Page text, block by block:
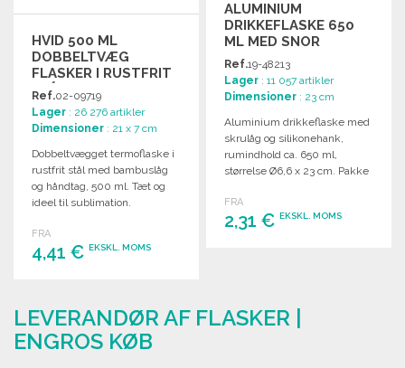
HVID 500 ML
DOBBELTVÆG
FLASKER I RUSTFRIT
STÅL
Ref.02-09719
Lager : 26 276 artikler
Dimensioner : 21 x 7 cm
Dobbeltvægget termoflaske i
rustfrit stål med bambuslåg
og håndtag, 500 ml. Tæt og
ideel til sublimation.
FRA
4,41 € EKSKL. MOMS
Anmod om et tilbud
ALUMINIUM
DRIKKEFLASKE 650
ML MED SNOR
Ref.19-48213
Lager : 11 057 artikler
Dimensioner : 23 cm
Aluminium drikkeflaske med
skrulåg og silikonehank,
rumindhold ca. 650 ml,
størrelse Ø6,6 x 23 cm. Pakke
FRA
2,31 €EKSKL. MOMS
LEVERANDØR AF FLASKER |
ENGROS KØB